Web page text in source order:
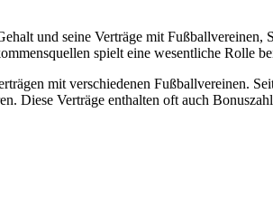
und seine Verträge mit
spielt eine wesentliche Rolle
mit verschiedenen Fußballvereinen.
Diese Verträge enthalten oft auch